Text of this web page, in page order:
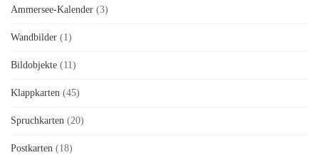
Ammersee-Kalender (3)
Wandbilder (1)
Bildobjekte (11)
Klappkarten (45)
Spruchkarten (20)
Postkarten (18)